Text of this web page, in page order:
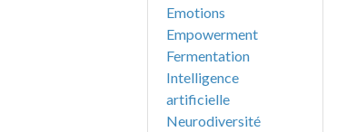
Empowerment
Fermentation
Intelligence
artificielle
Neurodiversité